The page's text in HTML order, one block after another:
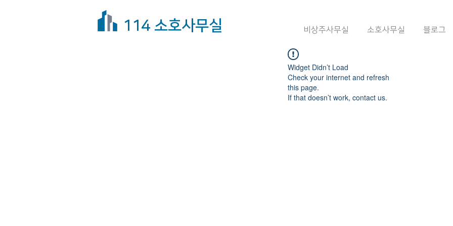
114 소호사무실 비상주사무실 소호사무실 블로그
Widget Didn’t Load
Check your internet and refresh
this page.
If that doesn’t work, contact us.